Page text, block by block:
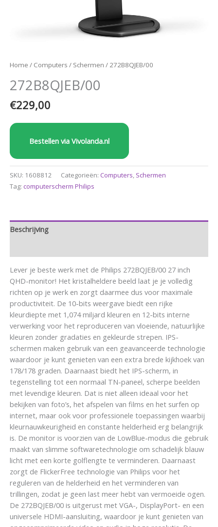
Home / Computers / Schermen / 272B8QJEB/00
272B8QJEB/00
€229,00
Bestellen via Vivolanda.nl
SKU: 1608812 Categorieën: Computers, Schermen
Tag: computerscherm Philips
Beschrijving
Lever je beste werk met de Philips 272BQJEB/00 27 inch
QHD-monitor! Het kristalheldere beeld laat je je volledig
richten op je werk en zorgt daarmee dus voor maximale
productiviteit. De 10-bits weergave biedt een rijke
kleurdiepte met 1,074 miljard kleuren en 12-bits interne
verwerking voor het reproduceren van vloeiende, natuurlijke
kleuren zonder gradaties en gekleurde strepen. IPS-
schermen maken gebruik van een geavanceerde technologie
waardoor je kunt genieten van een extra brede kijkhoek van
178/178 graden. Daarnaast biedt het IPS-scherm, in
tegenstelling tot een normaal TN-paneel, scherpe beelden
met levendige kleuren. Dat is niet alleen ideaal voor het
bekijken van foto’s, het afspelen van films en het surfen op
internet, maar ook voor professionele toepassingen waarbij
kleurnauwkeurigheid en constante helderheid erg belangrijk
is. De monitor is voorzien van de LowBlue-modus die gebruik
maakt van slimme softwaretechnologie om schadelijk blauw
licht met een korte golflengte te verminderen. Daarnaast
zorgt de FlickerFree technologie van Philips voor het
reguleren van de helderheid en het verminderen van
trillingen, zodat je geen last meer hebt van vermoeide ogen.
De 272BQJEB/00 is uitgerust met VGA-, DisplayPort- en een
universele HDMI-aansluiting, waardoor je kunt genieten van